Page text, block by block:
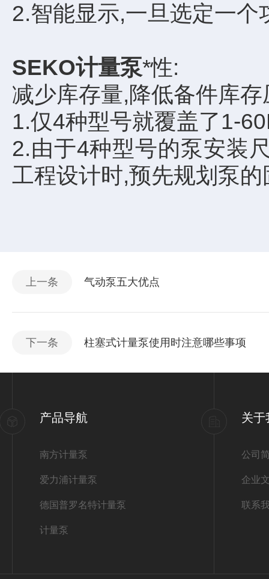
2.智能显示,一旦选定一
SEKO计量泵*性:
减少库存量,降低备件库存
1.仅4种型号就覆盖了1-
2.由于4种型号的泵安装
工程设计时,预先规划泵的
上一条 气动泵五大优点
下一条 柱塞式计量泵使用时注意哪些事项
产品导航
南方计量泵
爱力浦计量泵
德国普罗名特计量泵
计量泵
关于
公司
企业
联系